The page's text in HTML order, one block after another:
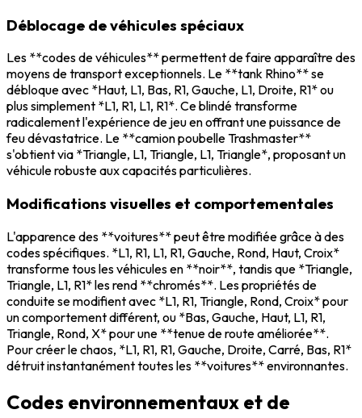
Déblocage de véhicules spéciaux
Les **codes de véhicules** permettent de faire apparaître des
moyens de transport exceptionnels. Le **tank Rhino** se
débloque avec *Haut, L1, Bas, R1, Gauche, L1, Droite, R1* ou
plus simplement *L1, R1, L1, R1*. Ce blindé transforme
radicalement l'expérience de jeu en offrant une puissance de
feu dévastatrice. Le **camion poubelle Trashmaster**
s'obtient via *Triangle, L1, Triangle, L1, Triangle*, proposant un
véhicule robuste aux capacités particulières.
Modifications visuelles et comportementales
L'apparence des **voitures** peut être modifiée grâce à des
codes spécifiques. *L1, R1, L1, R1, Gauche, Rond, Haut, Croix*
transforme tous les véhicules en **noir**, tandis que *Triangle,
Triangle, L1, R1* les rend **chromés**. Les propriétés de
conduite se modifient avec *L1, R1, Triangle, Rond, Croix* pour
un comportement différent, ou *Bas, Gauche, Haut, L1, R1,
Triangle, Rond, X* pour une **tenue de route améliorée**.
Pour créer le chaos, *L1, R1, R1, Gauche, Droite, Carré, Bas, R1*
détruit instantanément toutes les **voitures** environnantes.
Codes environnementaux et de